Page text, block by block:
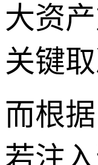
大资
关键
而根